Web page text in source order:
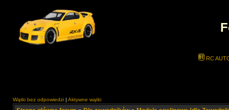
RC
Wątki bez odpowiedzi | Aktywne wątki